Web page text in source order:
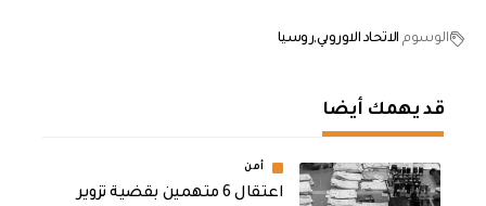
الوسوم الاتحاد الاوروبيروسيا
قد يهمك أيضا
أمن
اعتقال 6 متهمين بقضية تزوير